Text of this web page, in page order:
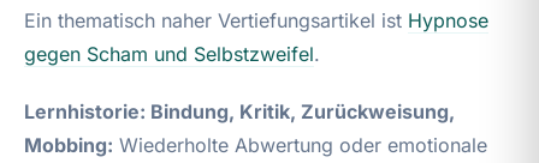
Ein thematisch naher Vertiefungsartikel ist Hypnose
gegen Scham und Selbstzweifel.
Lernhistorie: Bindung, Kritik, Zurückweisung,
Mobbing: Wiederholte Abwertung oder emotionale